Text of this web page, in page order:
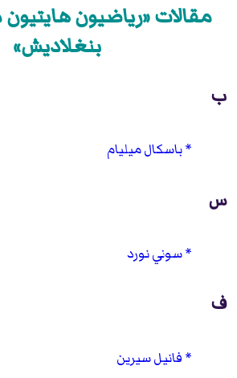
مقالات «رياضيون
بنغلاديش»
ب
باسكال ميليام
س
سوني نورد
ف
فانيل سيرين